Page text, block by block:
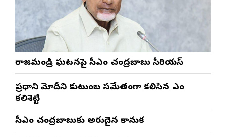
రాజమండ్రి ఘటనపై సీఎం చంద్రబాబు సీరియస్
ప్రధాని మోదీని కుటుంబ సమేతంగా కలిసిన ఎంపీ
కలిశెట్టి
సీఎం చంద్రబాబుకు అరుదైన కానుక